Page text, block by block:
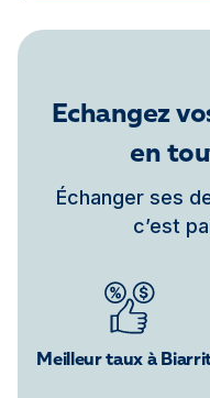
Echangez
en
Échanger ses
c’est
Meilleur taux à